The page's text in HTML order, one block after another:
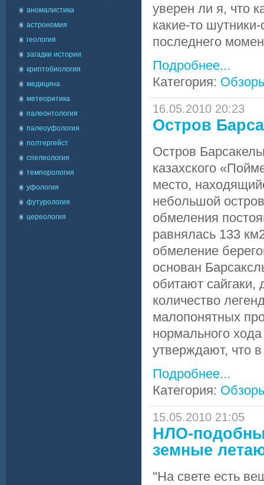
аномалистика
астрономия
геология
загадки истории
криптобиология
медицина
метеоритика
палеонтология
палеоуфология
полтергейст
спелеология
темпорология
уфология
футурология
цереология
уверен ли я, что
какие-то
последнего
Подробнее...
Категория:
16.05.2010 20:23
Остров
Остров
казахского
место,
небольшой
обмеления
равнялась 133
обмеление
основан
обитают
количество
малопонятных
нормального
утверждают, что
Подробнее...
Категория:
15.05.2010 21:05
НЛО-
земные
"На свете есть